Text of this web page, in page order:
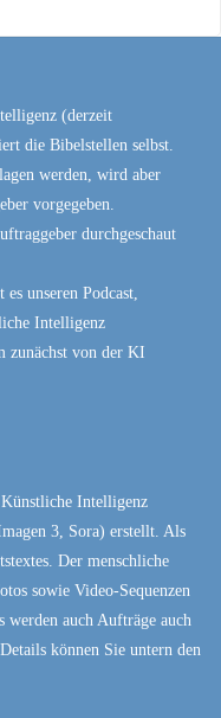
(derzeit
die Bibelstellen selbst.
werden, wird aber
vorgegeben.
durchgeschaut
unseren Podcast,
Intelligenz
zunächst von der KI
Intelligenz
3, Sora) erstellt. Als
Der menschliche
sowie Video-Sequenzen
werden auch Aufträge auch
können Sie untern den